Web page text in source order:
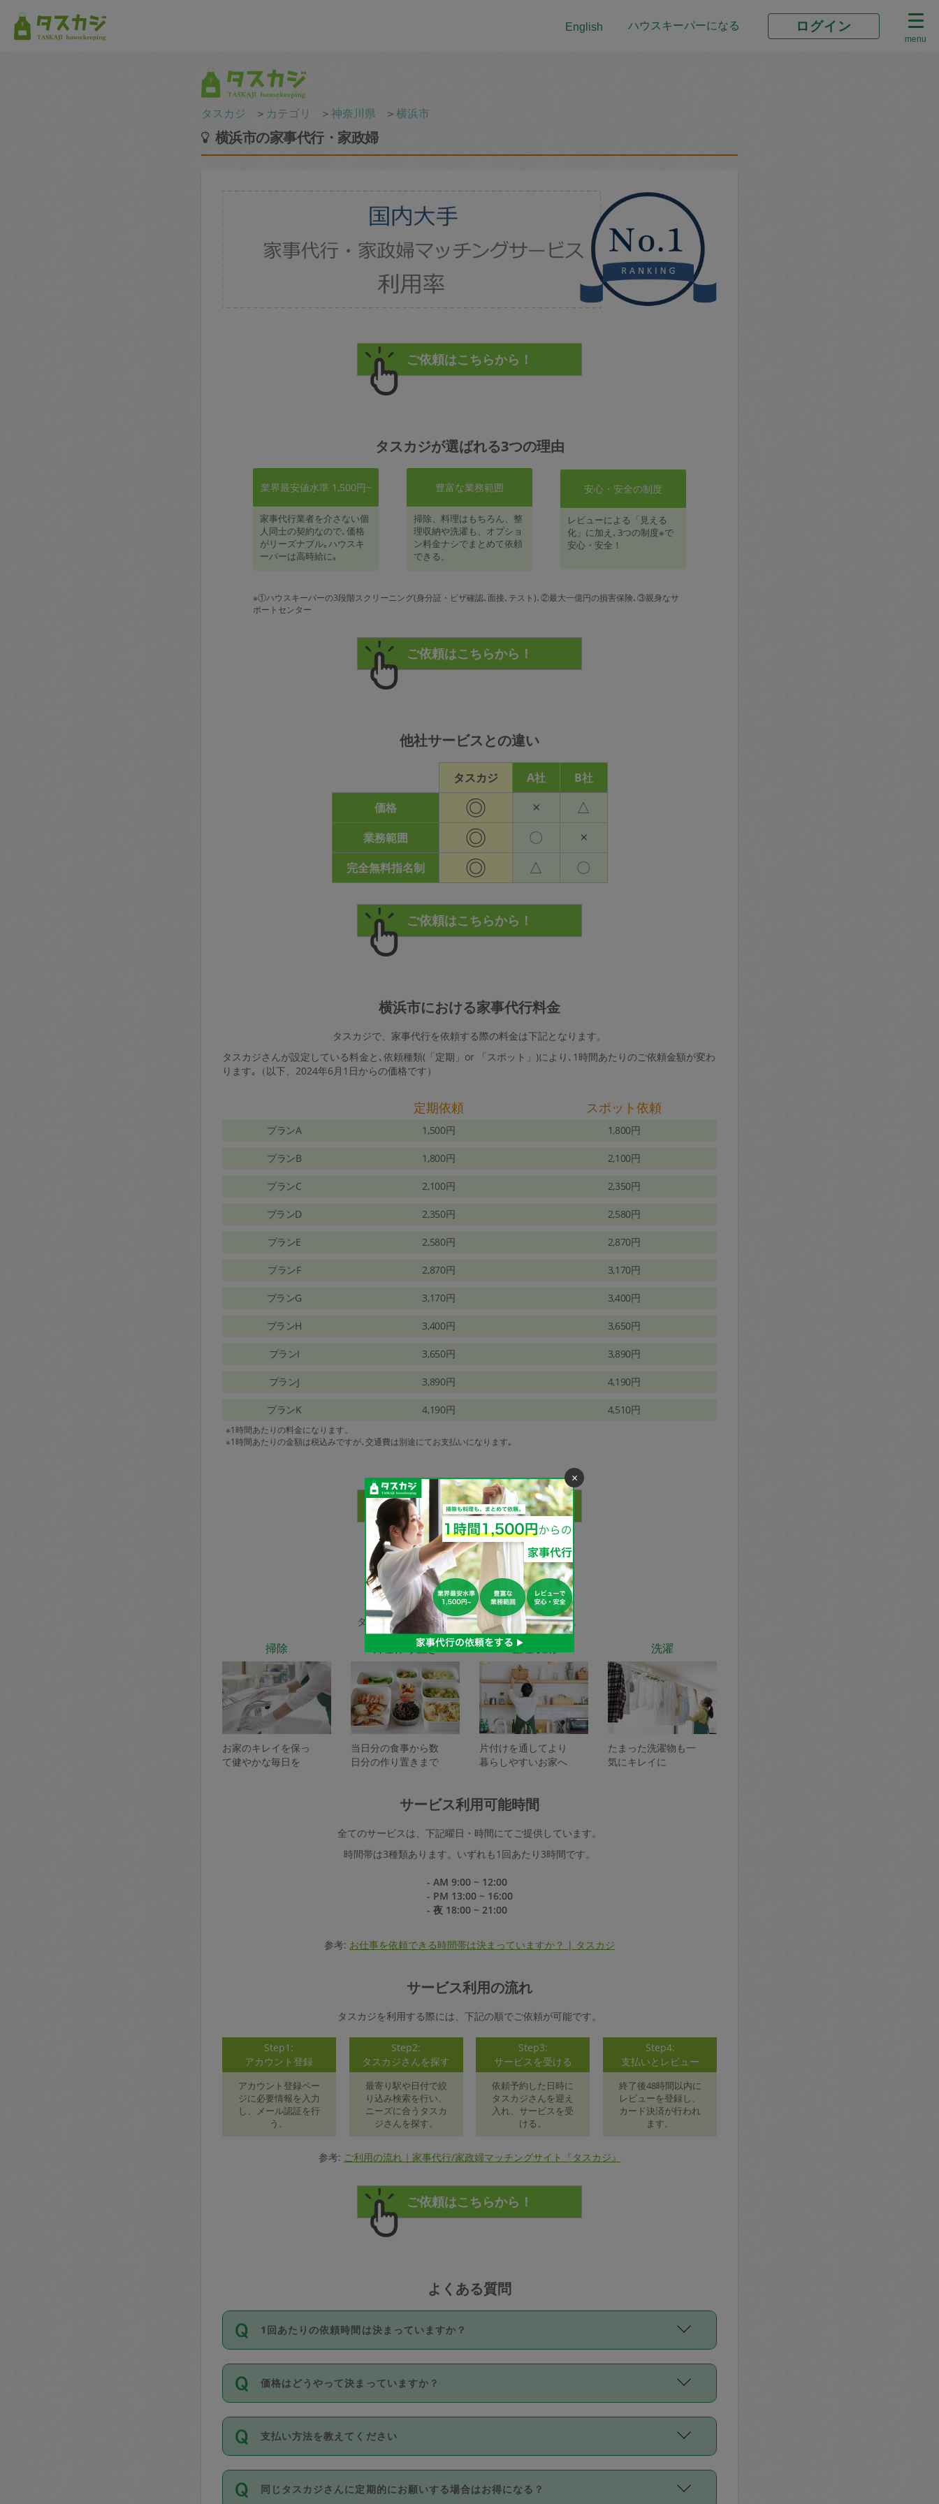
English ハウスキーパーになる ログイン
menu
タスカジ ＞ カテゴリ ＞神奈川県 ＞横浜市
横浜市の家事代行・家政婦
タスカジが選ばれる3つの理由
業界最安値水準 1,500円~
家事代行業者を介さない個
人同士の契約なので､価格
がリーズナブル｡ハウスキ
ーパーは高時給に｡
豊富な業務範囲
掃除、料理はもちろん、整
理収納や洗濯も、オプショ
ン料金ナシでまとめて依頼
できる。
安心・安全の制度
レビューによる「見える
化」に加え､3つの制度※で
安心・安全！
※①ハウスキーパーの3段階スクリーニング(身分証・ビザ確認､面接､テスト)､②最大一億円の損害保険､③親身なサ
ポートセンター
他社サービスとの違い
タスカジ A社
B社
価格
◎ × △
業務範囲 ◎ 〇 ×
完全無料指名制 ◎ △ 〇
横浜市における家事代行料金
タスカジで、家事代行を依頼する際の料金は下記となります。
タスカジさんが設定している料金と､依頼種類(「定期」or 「スポット」)により､1時間あたりのご依頼金額が変わ
ります｡（以下、2024年6月1日からの価格です）
定期依頼 スポット依頼
プランA 1,500円 1,800円
プランB 1,800円 2,100円
プランC 2,100円 2,350円
プランD 2,350円 2,580円
プランE 2,580円 2,870円
プランF 2,870円 3,170円
プランG 3,170円 3,400円
プランH 3,400円 3,650円
プランI 3,650円 3,890円
プランJ 3,890円 4,190円
プランK 4,190円 4,510円
※1時間あたりの料金になります。
※1時間あたりの金額は税込みですが､交通費は別途にてお支払いになります｡
家事代行サービスの種類
タスカジで依頼できるサービスは下記となります。
掃除
お家のキレイを保っ
て健やかな毎日を
料理作り置き
当日分の食事から数
日分の作り置きまで
整理収納
片付けを通してより
暮らしやすいお家へ
洗濯
たまった洗濯物も一
気にキレイに
サービス利用可能時間
全てのサービスは、下記曜日・時間にてご提供しています。
時間帯は3種類あります。いずれも1回あたり3時間です。
- AM 9:00 ~ 12:00
- PM 13:00 ~ 16:00
- 夜 18:00 ~ 21:00
参考: お仕事を依頼できる時間帯は決まっていますか？ | タスカジ
サービス利用の流れ
タスカジを利用する際には、下記の順でご依頼が可能です。
Step1:
アカウント登録
アカウント登録ペー
ジに必要情報を入力
し、メール認証を行
う。
Step2:
タスカジさんを探す
最寄り駅や日付で絞
り込み検索を行い、
ニーズに合うタスカ
ジさんを探す。
Step3:
サービスを受ける
依頼予約した日時に
タスカジさんを迎え
入れ、サービスを受
ける。
Step4:
支払いとレビュー
終了後48時間以内に
レビューを登録し、
カード決済が行われ
ます。
参考: ご利用の流れ｜家事代行/家政婦マッチングサイト『タスカジ』
よくある質問
1回あたりの依頼時間は決まっていますか？
依頼1回につき3時間固定です。3時間を超えて依頼したい場合は、延長機能をご利用くださ
い。機能をご利用いただくには、タスカジさんに事前に相談し、合意の上事前申請すること
が必要です。なお、3時間を下回っても、値引き等はございません。
価格はどうやって決まっていますか？
11種類の価格帯の中からタスカジさん自身が価格を選んで設定しています。
タスカジさんの価格設定には最初は制限があり、レビュー件数、レビューの平均値、などで
除々に設定可能な最高額が上がっていく仕組みになっています。
支払い方法を教えてください
お支払方法はクレジットカード（Visa／Master／JCB／AMERICAN EXPRESS／Diners
Club）のみとなります。
同じタスカジさんに定期的にお願いする場合はお得になる？
×